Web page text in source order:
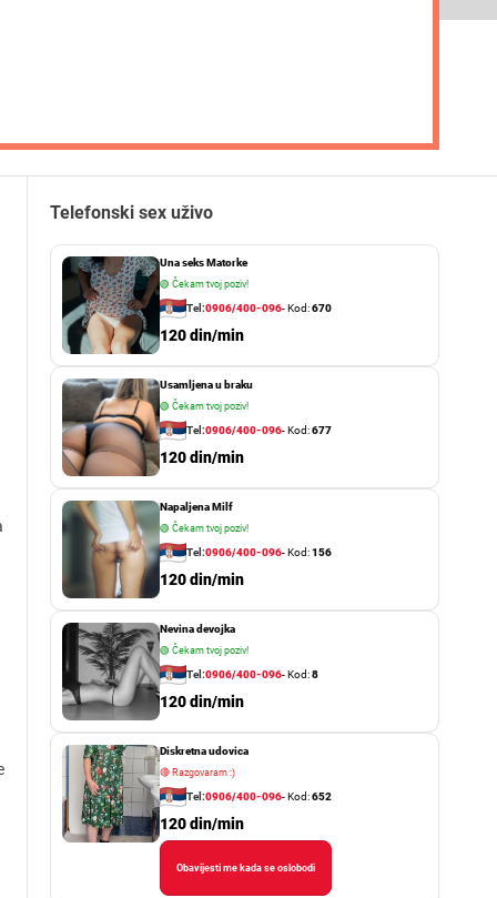
Telefonski sex uživo
Una seks Matorke
🟢 Čekam tvoj poziv!
Tel:0906/400-096- Kod:670
120 din/min
Usamljena u braku
🟢 Čekam tvoj poziv!
Tel:0906/400-096- Kod:677
120 din/min
Napaljena Milf
🟢 Čekam tvoj poziv!
Tel:0906/400-096- Kod:156
120 din/min
Nevina devojka
🟢 Čekam tvoj poziv!
Tel:0906/400-096- Kod:8
120 din/min
Diskretna udovica
🔴Razgovaram :)
Tel:0906/400-096- Kod:652
120 din/min
Obavijesti me kada se oslobodi